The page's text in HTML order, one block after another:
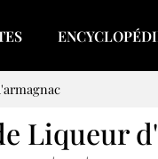
Liqueur